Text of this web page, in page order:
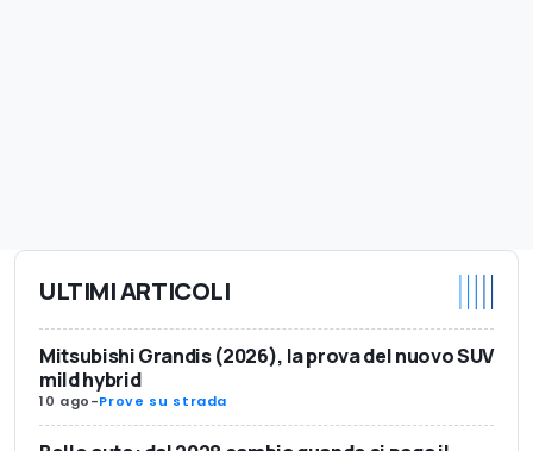
ULTIMI ARTICOLI
Mitsubishi Grandis (2026), la prova del nuovo SUV
mild hybrid
10 ago-Prove su strada